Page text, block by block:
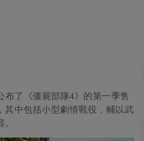
布了《僵屍部隊4》的第一季售
其中包括小型劇情戰役，輔以武